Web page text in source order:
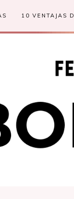
10 VENTAJAS